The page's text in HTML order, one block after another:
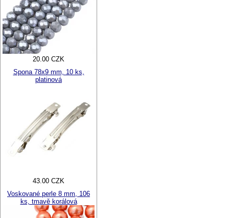
20.00 CZK
Spona 78x9 mm, 10 ks,
platinová
43.00 CZK
Voskované perle 8 mm, 106
ks, tmavě korálová